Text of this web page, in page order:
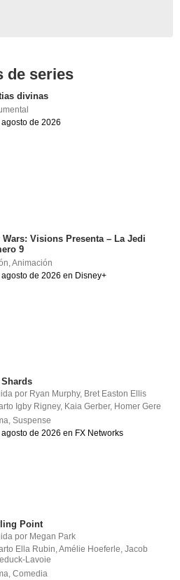
de series
divinas
de 2026
Wars: Visions Presenta – La Jedi
9
,Animación
agosto de 2026 en Disney+
por Ryan Murphy, Bret Easton Ellis
Igby Rigney, Kaia Gerber, Homer Gere
,Suspense
de 2026 en FX Networks
Point
por Megan Park
Ella Rubin,Amélie Hoeferle,Jacob
Lavoie
,Comedia